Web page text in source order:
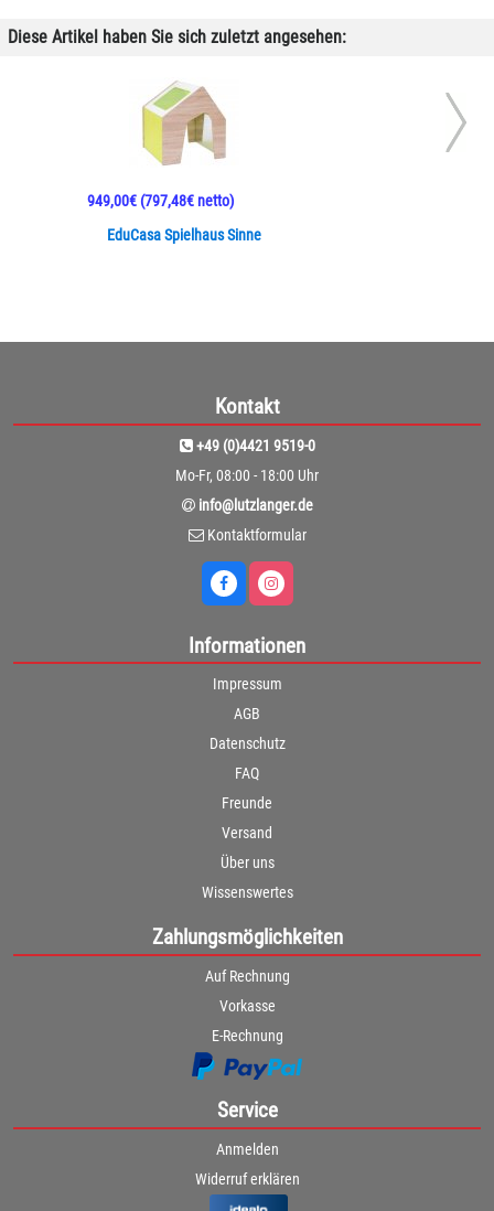
Diese Artikel haben Sie sich zuletzt angesehen:
EduCasa Spielhaus Sinne
949,00€(797,48€ netto)
Kontakt
+49 (0)4421 9519-0
Mo-Fr, 08:00 - 18:00 Uhr
info@lutzlanger.de
Kontaktformular
Informationen
Impressum
AGB
Datenschutz
FAQ
Freunde
Versand
Über uns
Wissenswertes
Zahlungsmöglichkeiten
Auf Rechnung
Vorkasse
E-Rechnung
Service
Anmelden
Widerruf erklären